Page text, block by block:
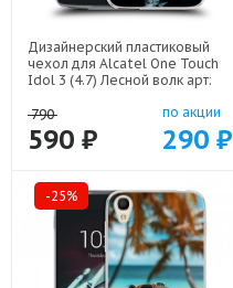
Дизайнерский пластиковый
чехол для Alcatel One Touch
Idol 3 (4.7) Лесной волк арт:
790
590 ₽
по акции
290 ₽
-25%